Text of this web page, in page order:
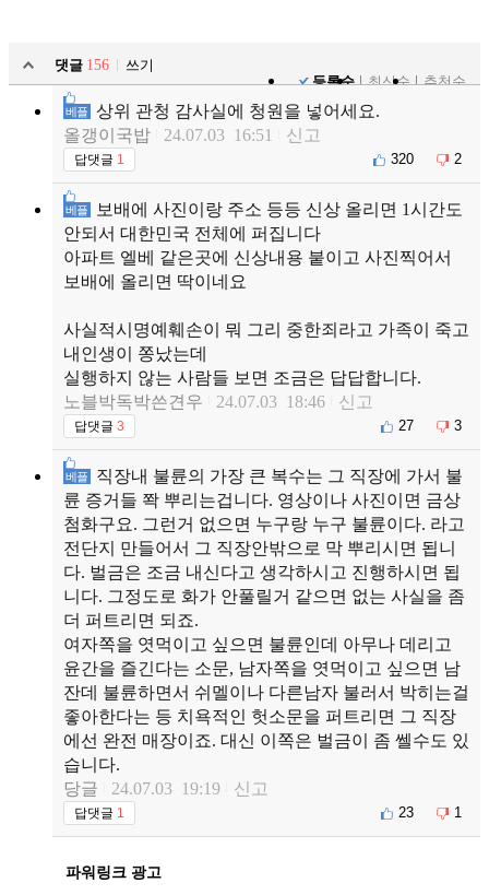
댓글 156
쓰기
등록순
최신순 추천순
베플
상위 관청 감사실에 청원을 넣어세요.
올갱이국밥
24.07.03 16:51 신고
답댓글 1 320 2
베플
보배에 사진이랑 주소 등등 신상 올리면 1시간도
안되서 대한민국 전체에 퍼집니다
아파트 엘베 같은곳에 신상내용 붙이고 사진찍어서
보배에 올리면 딱이네요
사실적시명예훼손이 뭐 그리 중한죄라고 가족이 죽고
내인생이 쫑났는데
실행하지 않는 사람들 보면 조금은 답답합니다.
노블박독박쓴견우
24.07.03 18:46 신고
답댓글 3 27 3
베플
직장내 불륜의 가장 큰 복수는 그 직장에 가서 불
륜 증거들 쫙 뿌리는겁니다. 영상이나 사진이면 금상
첨화구요. 그런거 없으면 누구랑 누구 불륜이다. 라고
전단지 만들어서 그 직장안밖으로 막 뿌리시면 됩니
다. 벌금은 조금 내신다고 생각하시고 진행하시면 됩
니다. 그정도로 화가 안풀릴거 같으면 없는 사실을 좀
더 퍼트리면 되죠.
여자쪽을 엿먹이고 싶으면 불륜인데 아무나 데리고
윤간을 즐긴다는 소문, 남자쪽을 엿먹이고 싶으면 남
잔데 불륜하면서 쉬멜이나 다른남자 불러서 박히는걸
좋아한다는 등 치욕적인 헛소문을 퍼트리면 그 직장
에선 완전 매장이죠. 대신 이쪽은 벌금이 좀 쎌수도 있
습니다.
당글
24.07.03 19:19 신고
답댓글 1 23 1
파워링크 광고